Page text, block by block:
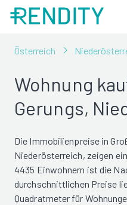
Österreich
Wohnung
Gerungs,
Die Immobilienpreise in
Niederösterreich, zeigen
4435 Einwohnern ist die
durchschnittlichen Preise
Quadratmeter für